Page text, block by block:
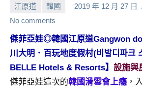
號
節
班
底、
外
景
江原道 韓國 2019 年 12 月 27 日
No comments
傑菲亞娃◎韓國江原道Gangwon
川大明．百玩地度假村(비발디파크
BELLE Hotels & Resorts】 設施與
傑菲亞娃這次的韓國滑雪會上癮 ，